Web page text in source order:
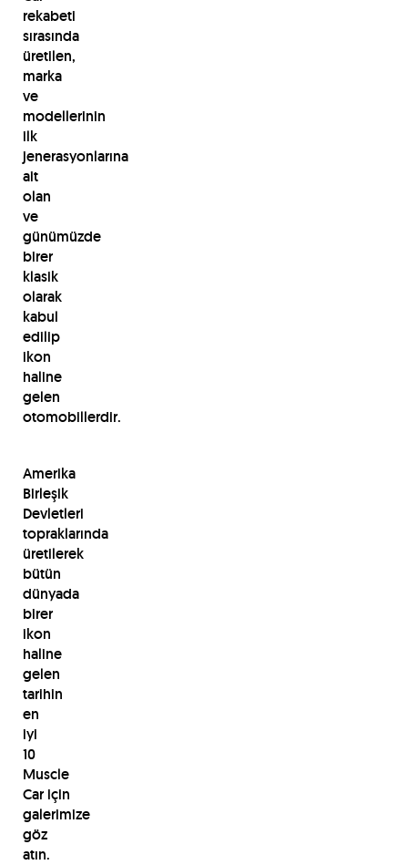
rekabeti
sırasında
üretilen,
marka
ve
modellerinin
ilk
jenerasyonlarına
ait
olan
ve
günümüzde
birer
klasik
olarak
kabul
edilip
ikon
haline
gelen
otomobillerdir.
Amerika
Birleşik
Devletleri
topraklarında
üretilerek
bütün
dünyada
birer
ikon
haline
gelen
tarihin
en
iyi
10
Muscle
Car için
galerimize
göz
atın.